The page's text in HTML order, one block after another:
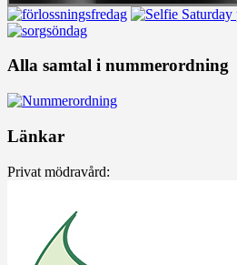
Alla samtal i nummerordning
Länkar
Privat mödravård: